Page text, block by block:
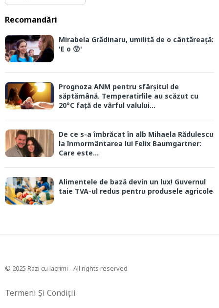
Recomandări
Mirabela Grădinaru, umilită de o cântăreață:
'E o 😲'
Prognoza ANM pentru sfârșitul de
săptămână. Temperatirlile au scăzut cu
20°C față de vârful valului...
De ce s-a îmbrăcat în alb Mihaela Rădulescu
la înmormântarea lui Felix Baumgartner:
Care este...
Alimentele de bază devin un lux! Guvernul
taie TVA-ul redus pentru produsele agricole
© 2025 Razi cu lacrimi - All rights reserved
Termeni Și Condiții